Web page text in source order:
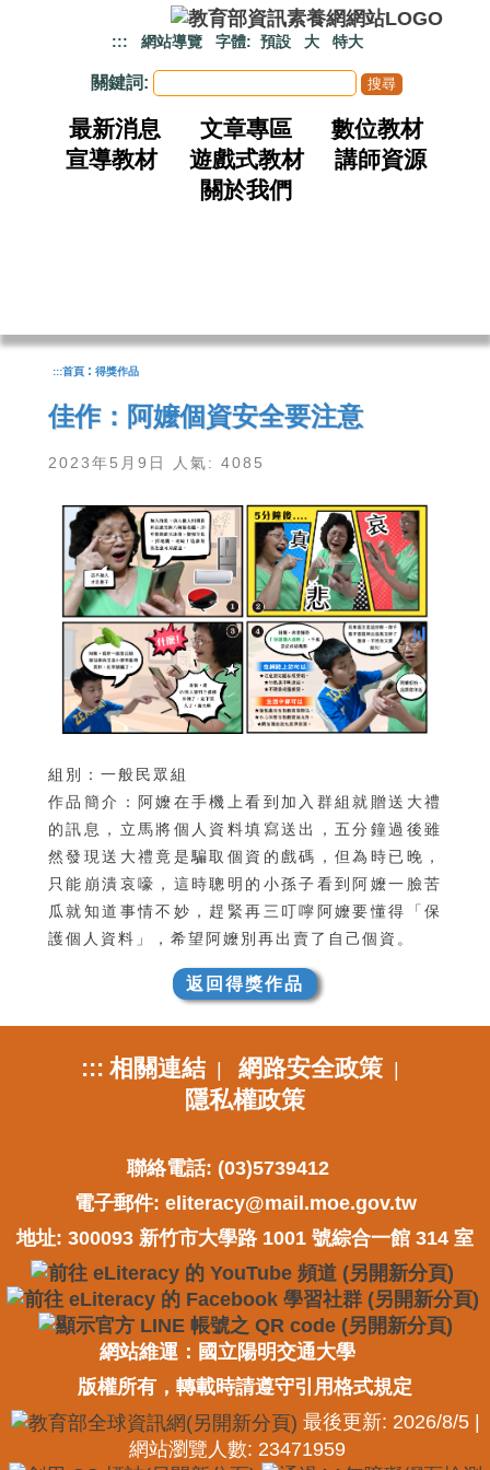
::: 網站導覽 字體: 預設 大 特大
關鍵詞:
最新消息 文章專區
數位教材
宣導教材
遊戲式教材
講師資源
關於我們
:::首頁 : 得獎作品
佳作：阿嬤個資安全要注意
2023年5月9日 人氣: 4085
組別：一般民眾組
作品簡介：阿嬤在手機上看到加入群組就贈送大禮
的訊息，立馬將個人資料填寫送出，五分鐘過後雖
然發現送大禮竟是騙取個資的戲碼，但為時已晚，
只能崩潰哀嚎，這時聰明的小孫子看到阿嬤一臉苦
瓜就知道事情不妙，趕緊再三叮嚀阿嬤要懂得「保
護個人資料」，希望阿嬤別再出賣了自己個資。
返回得獎作品
::: 相關連結| 網路安全政策|
隱私權政策
聯絡電話: (03)5739412
電子郵件: eliteracy@mail.moe.gov.tw
地址: 300093 新竹市大學路 1001 號綜合一館 314 室
網站維運：國立陽明交通大學
版權所有，轉載時請遵守引用格式規定
最後更新: 2026/8/5 |
網站瀏覽人數: 23471959